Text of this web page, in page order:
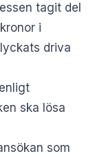
tagit del
i
driva
ska lösa
som